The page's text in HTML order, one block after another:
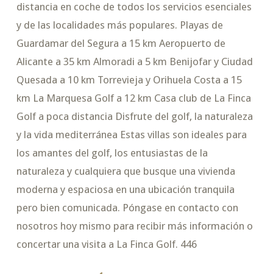
distancia en coche de todos los servicios esenciales
y de las localidades más populares. Playas de
Guardamar del Segura a 15 km Aeropuerto de
Alicante a 35 km Almoradi a 5 km Benijofar y Ciudad
Quesada a 10 km Torrevieja y Orihuela Costa a 15
km La Marquesa Golf a 12 km Casa club de La Finca
Golf a poca distancia Disfrute del golf, la naturaleza
y la vida mediterránea Estas villas son ideales para
los amantes del golf, los entusiastas de la
naturaleza y cualquiera que busque una vivienda
moderna y espaciosa en una ubicación tranquila
pero bien comunicada. Póngase en contacto con
nosotros hoy mismo para recibir más información o
concertar una visita a La Finca Golf. 446